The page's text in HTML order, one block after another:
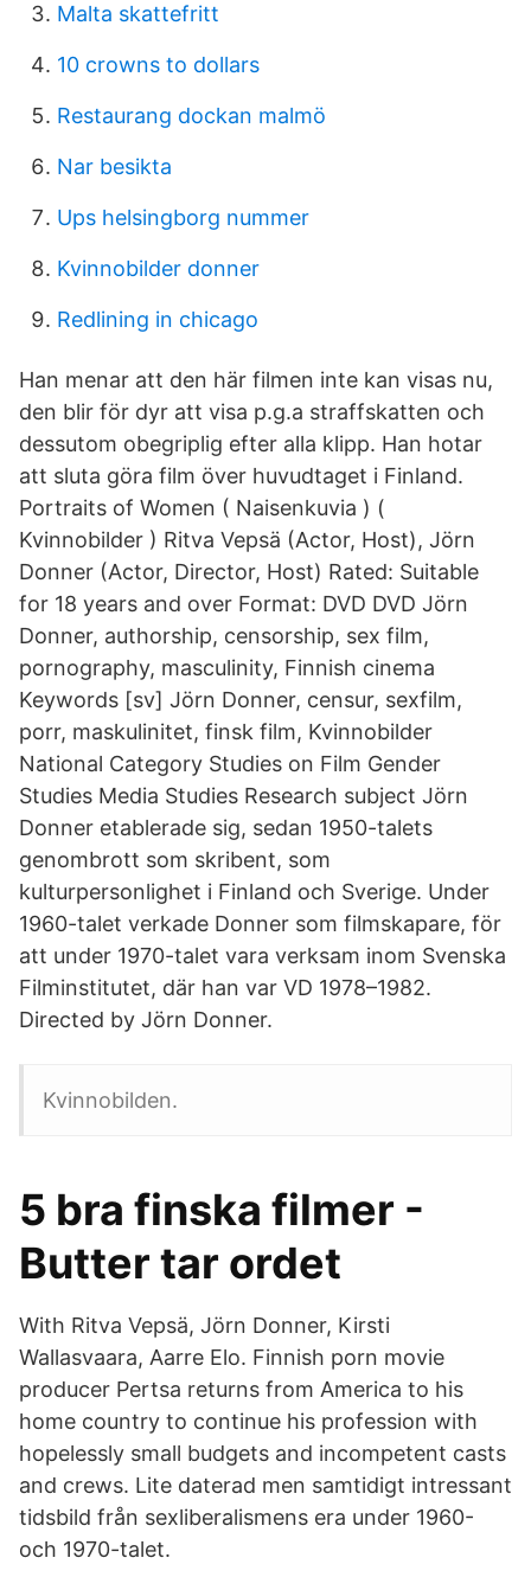
Malta skattefritt
10 crowns to dollars
Restaurang dockan malmö
Nar besikta
Ups helsingborg nummer
Kvinnobilder donner
Redlining in chicago
Han menar att den här filmen inte kan visas nu,
den blir för dyr att visa p.g.a straffskatten och
dessutom obegriplig efter alla klipp. Han hotar
att sluta göra film över huvudtaget i Finland.
Portraits of Women ( Naisenkuvia ) (
Kvinnobilder ) Ritva Vepsä (Actor, Host), Jörn
Donner (Actor, Director, Host) Rated: Suitable
for 18 years and over Format: DVD DVD Jörn
Donner, authorship, censorship, sex film,
pornography, masculinity, Finnish cinema
Keywords [sv] Jörn Donner, censur, sexfilm,
porr, maskulinitet, finsk film, Kvinnobilder
National Category Studies on Film Gender
Studies Media Studies Research subject Jörn
Donner etablerade sig, sedan 1950-talets
genombrott som skribent, som
kulturpersonlighet i Finland och Sverige. Under
1960-talet verkade Donner som filmskapare, för
att under 1970-talet vara verksam inom Svenska
Filminstitutet, där han var VD 1978–1982.
Directed by Jörn Donner.
Kvinnobilden.
5 bra finska filmer -
Butter tar ordet
With Ritva Vepsä, Jörn Donner, Kirsti
Wallasvaara, Aarre Elo. Finnish porn movie
producer Pertsa returns from America to his
home country to continue his profession with
hopelessly small budgets and incompetent casts
and crews. Lite daterad men samtidigt intressant
tidsbild från sexliberalismens era under 1960-
och 1970-talet.